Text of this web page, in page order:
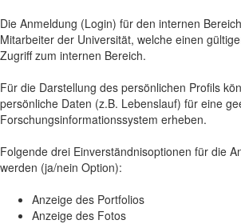
Die Anmeldung (Login) für den internen
Mitarbeiter der Universität, welche einen
Zugriff zum internen Bereich.
Für die Darstellung des persönlichen Profils
persönliche Daten (z.B. Lebenslauf) für eine
Forschungsinformationssystem erheben.
Folgende drei Einverständnisoptionen für die
werden (ja/nein Option):
Anzeige des Portfolios
Anzeige des Fotos